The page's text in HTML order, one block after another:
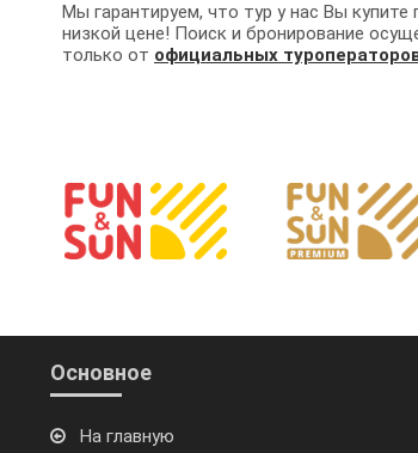
Мы гарантируем, что тур у нас Вы купите
низкой цене! Поиск и бронирование
только от официальных
Основное
На главную